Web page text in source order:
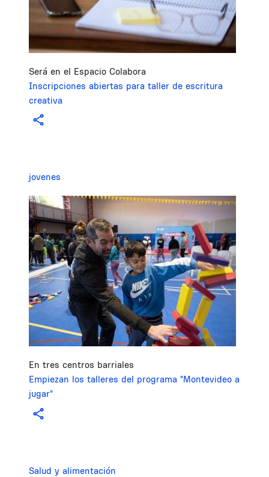
Será en el Espacio Colabora
Inscripciones abiertas para taller de escritura
creativa
jovenes
Image
En tres centros barriales
Empiezan los talleres del programa "Montevideo a
jugar"
Salud y alimentación